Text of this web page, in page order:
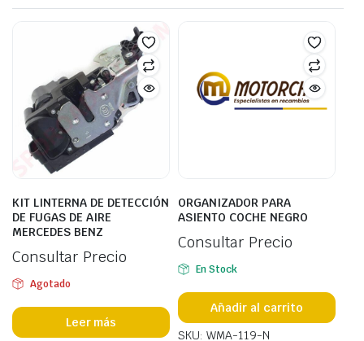
KIT LINTERNA DE DETECCIÓN
DE FUGAS DE AIRE
MERCEDES BENZ
Consultar Precio
Agotado
Leer más
ORGANIZADOR PARA
ASIENTO COCHE NEGRO
Consultar Precio
En Stock
Añadir al carrito
SKU: WMA-119-N